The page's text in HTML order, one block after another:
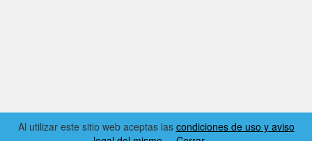
Al utilizar este sitio web aceptas las condiciones de uso y aviso